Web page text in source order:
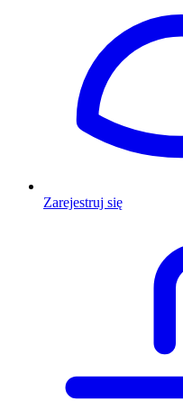
Zarejestruj się